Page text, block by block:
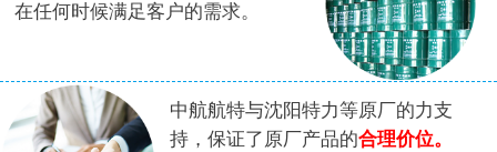
在任何时候满足客户的需求。
中航航特与沈阳特力等原厂的力支
持，保证了原厂产品的合理价位。